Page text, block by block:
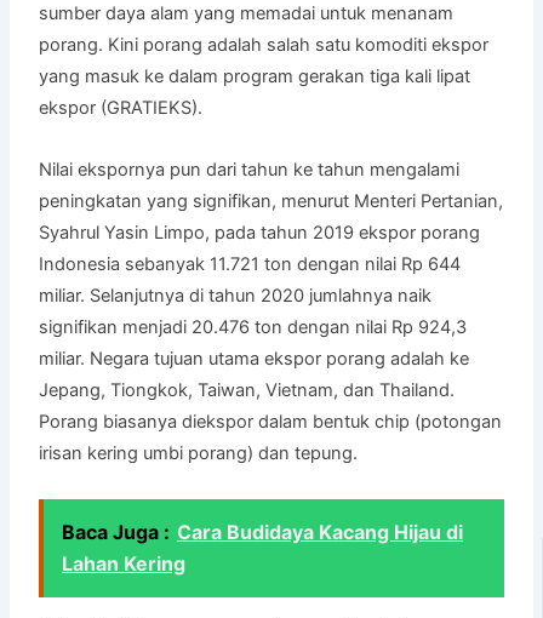
sumber daya alam yang memadai untuk menanam
porang. Kini porang adalah salah satu komoditi ekspor
yang masuk ke dalam program gerakan tiga kali lipat
ekspor (GRATIEKS).
Nilai ekspornya pun dari tahun ke tahun mengalami
peningkatan yang signifikan, menurut Menteri Pertanian,
Syahrul Yasin Limpo, pada tahun 2019 ekspor porang
Indonesia sebanyak 11.721 ton dengan nilai Rp 644
miliar. Selanjutnya di tahun 2020 jumlahnya naik
signifikan menjadi 20.476 ton dengan nilai Rp 924,3
miliar. Negara tujuan utama ekspor porang adalah ke
Jepang, Tiongkok, Taiwan, Vietnam, dan Thailand.
Porang biasanya diekspor dalam bentuk chip (potongan
irisan kering umbi porang) dan tepung.
Baca Juga : Cara Budidaya Kacang Hijau di
Lahan Kering